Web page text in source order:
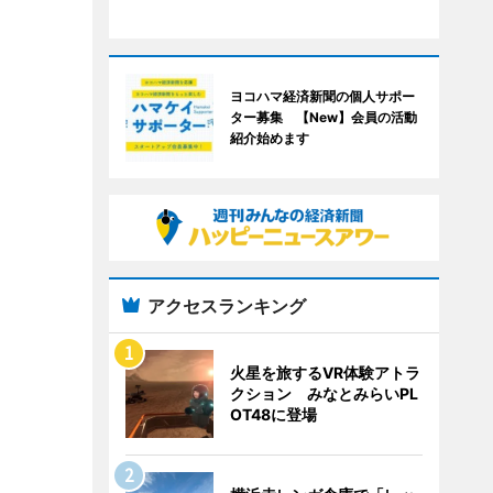
ヨコハマ経済新聞の個人サポー
ター募集 【New】会員の活動
紹介始めます
アクセスランキング
火星を旅するVR体験アトラ
クション みなとみらいPL
OT48に登場